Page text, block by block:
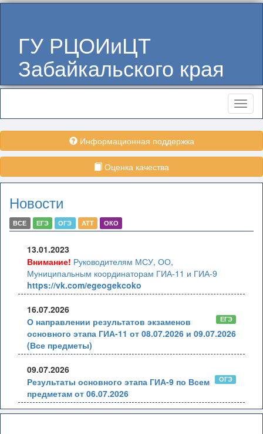
ГУ РЦОИиЦТ
Забайкальского края
Меню
Информационная поддержка
Оценка качества
Новости
ВСЕ ЕГЭ ОГЭ АТТ ОКО
13.01.2023
Внимание! Руководителям МСУ, ОО,
Муниципальным координаторам ГИА-11 и ГИА-9
https://vk.com/egeogekcoko
16.07.2026
ЕГЭ
О направлении результатов экзаменов
основного этапа ГИА-11 от 08.07.2026 и 09.07.2026
(Все предметы)
09.07.2026
ОГЭ
Результаты основного этапа ГИА-9 по Всем
предметам от 06.07.2026